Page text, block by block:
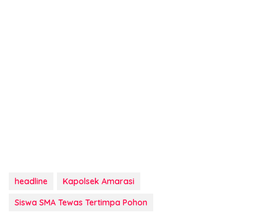
headline
Kapolsek Amarasi
Siswa SMA Tewas Tertimpa Pohon